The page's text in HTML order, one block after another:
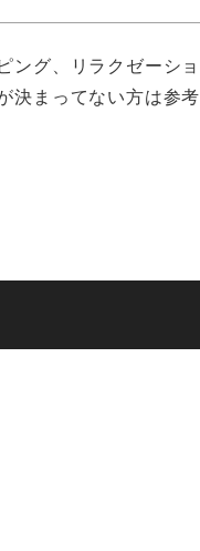
ング、リラクゼーショ
決まってない方は参考